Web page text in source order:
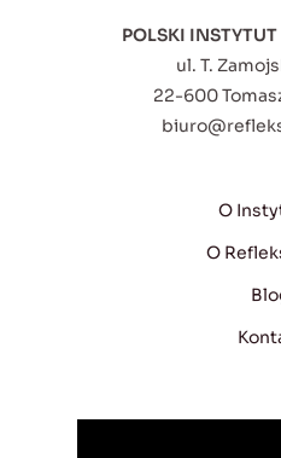
POLSKI
ul. T.
22-600
O
O